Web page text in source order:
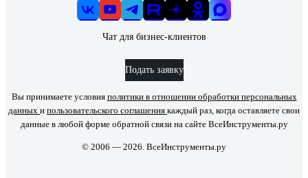
Чат для бизнес-клиентов
Подать заявку
Вы принимаете условия политики в отношении обработки персональных
данных и пользовательского соглашения каждый раз, когда оставляете свои
данные в любой форме обратной связи на сайте ВсеИнструменты.ру
© 2006 — 2026. ВсеИнструменты.ру